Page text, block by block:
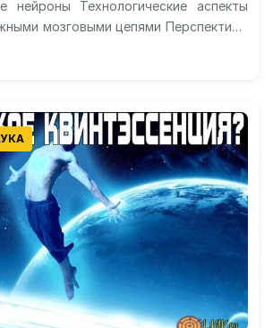
нейроны Технологические аспекты
мозговыми цепями Перспективы
и безопасность внедрения…